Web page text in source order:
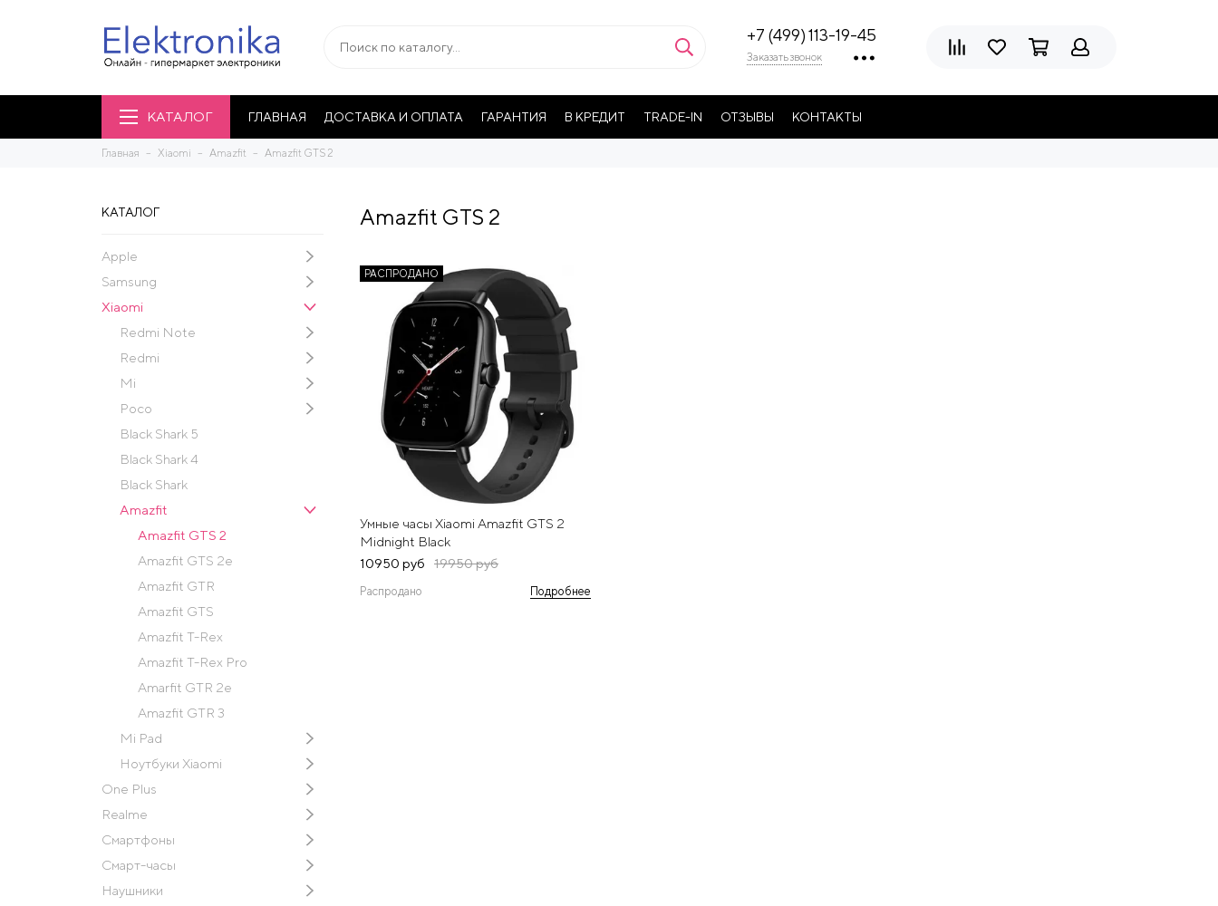
+7 (499) 113-19-45
Заказать звонок
КАТАЛОГ ГЛАВНАЯ ДОСТАВКА И ОПЛАТА ГАРАНТИЯ В КРЕДИТ TRADE-IN ОТЗЫВЫ КОНТАКТЫ
Главная Xiaomi Amazfit Amazfit GTS 2
КАТАЛОГ
Apple
Samsung
Xiaomi
Redmi Note
Redmi
Mi
Poco
Black Shark 5
Black Shark 4
Black Shark
Amazfit
Amazfit GTS 2
Amazfit GTS 2e
Amazfit GTR
Amazfit GTS
Amazfit T-Rex
Amazfit T-Rex Pro
Amarfit GTR 2e
Amazfit GTR 3
Mi Pad
Ноутбуки Xiaomi
One Plus
Realme
Смартфоны
Смарт-часы
Наушники
Amazfit GTS 2
РАСПРОДАНО
Умные часы Xiaomi Amazfit GTS 2
Midnight Black
10950 руб
19950 руб
Распродано Подробнее